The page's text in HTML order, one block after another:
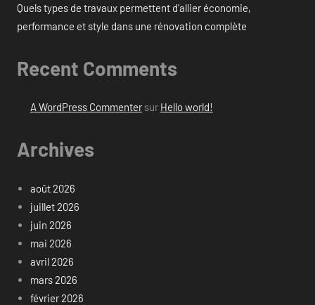
Quels types de travaux permettent d’allier économie,
performance et style dans une rénovation complète
Recent Comments
A WordPress Commentersur Hello world!
Archives
août 2026
juillet 2026
juin 2026
mai 2026
avril 2026
mars 2026
février 2026